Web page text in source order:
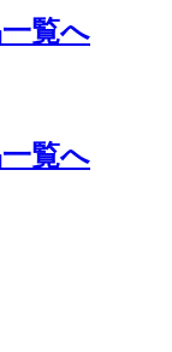
覧へ
覧へ